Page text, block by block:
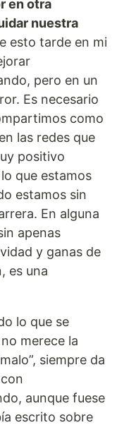
en otra
nuestra
esto tarde en mi
pero en un
Es necesario
como
las redes que
positivo
que estamos
estamos sin
En alguna
apenas
y ganas de
es una
lo que se
merece la
siempre da
aunque fuese
escrito sobre